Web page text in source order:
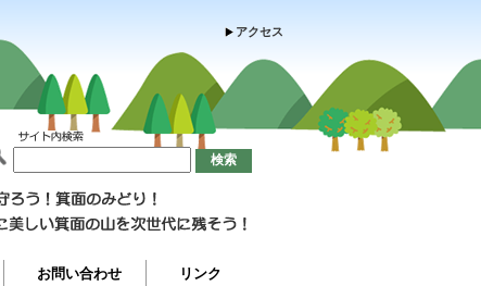
アクセス
お問い合わせ リンク